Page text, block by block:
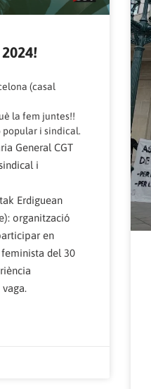
(casal
la fem juntes!!
popular i sindical.
General CGT
i
Erdiguean
organització
en
del 30
vaga.